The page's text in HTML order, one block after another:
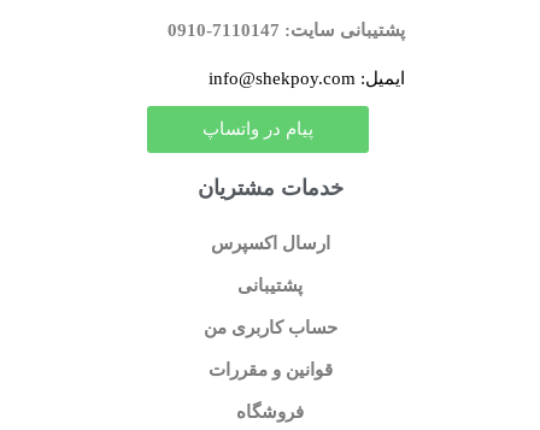
پشتیبانی سایت: 7110147-0910
ایمیل: info@shekpoy.com
پیام در واتساپ
خدمات مشتریان
ارسال اکسپرس
پشتیبانی
حساب کاربری من
قوانین و مقررات
فروشگاه